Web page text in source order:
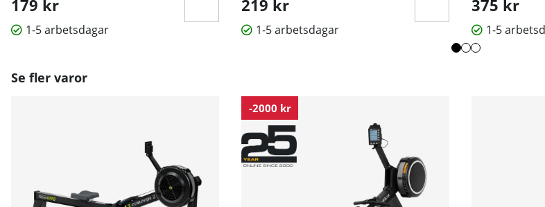
Du kan söka på språk Engelska och Tyska i respektive träningskategori för att underlätta
179 kr
1-5 arbetsdagar
219 kr
1-5 arbetsdagar
375 kr
1-5
Se fler varor
-2000 kr